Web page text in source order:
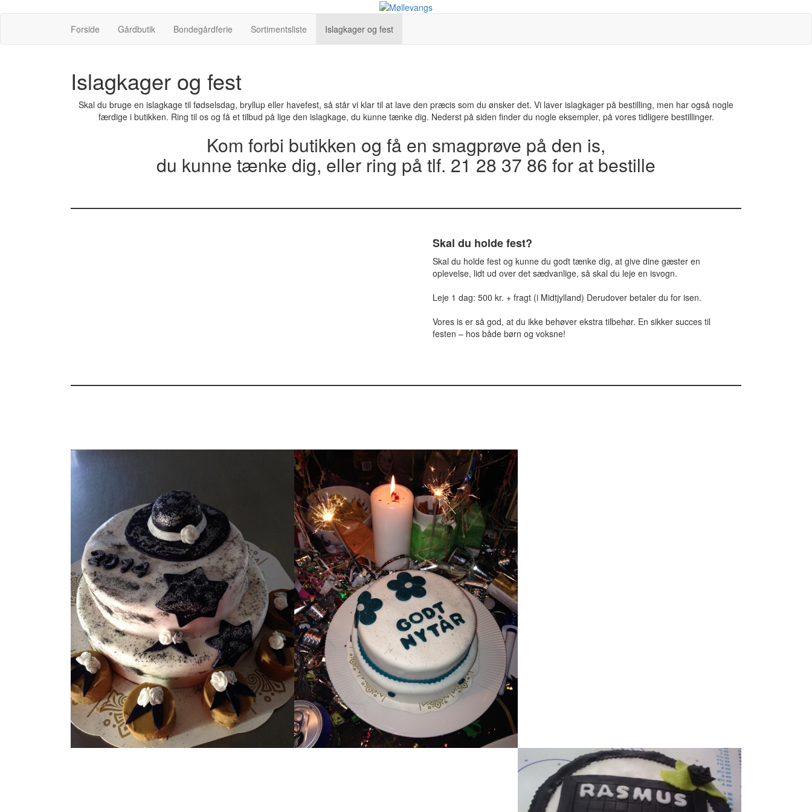
Forside
Gårdbutik Bondegårdferie Sortimentsliste Islagkager og fest
Islagkager og fest
Skal du bruge en islagkage til fødselsdag, bryllup eller havefest, så står vi klar til at lave den præcis som du ønsker det. Vi laver islagkager på bestilling, men har også nogle
færdige i butikken. Ring til os og få et tilbud på lige den islagkage, du kunne tænke dig. Nederst på siden finder du nogle eksempler, på vores tidligere bestillinger.
Kom forbi butikken og få en smagprøve på den is,
du kunne tænke dig, eller ring på tlf. 21 28 37 86 for at bestille
Skal du holde fest?
Skal du holde fest og kunne du godt tænke dig, at give dine gæster en
oplevelse, lidt ud over det sædvanlige, så skal du leje en isvogn.
Leje 1 dag: 500 kr. + fragt (i Midtjylland) Derudover betaler du for isen.
Vores is er så god, at du ikke behøver ekstra tilbehør. En sikker succes til
festen – hos både børn og voksne!